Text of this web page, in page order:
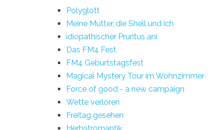
Polyglott
Meine Mutter, die Shell und ich
idiopathischer Pruritus ani
Das FM4 Fest
FM4 Geburtstagsfest
Magical Mystery Tour im Wohnzimmer
Force of good - a new campaign
Wette verloren
Freitag gesehen
Herbstromantik